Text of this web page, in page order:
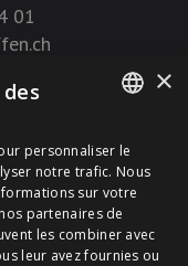
01
et restez à jour !
FRENCH
×
personnaliser le
notre trafic. Nous
sur votre
partenaires de
les combiner avec
leur avez fournies ou